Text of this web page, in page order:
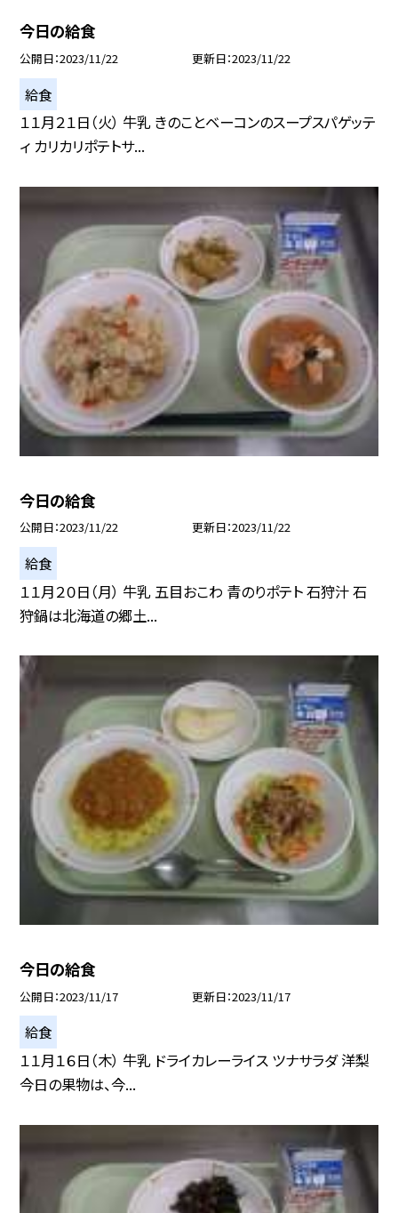
今日の給食
公開日 2023/11/22 更新日 2023/11/22
給食
１１月２１日（火） 牛乳 きのことベーコンのスープスパゲッテ
ィ カリカリポテトサ...
今日の給食
公開日 2023/11/22 更新日 2023/11/22
給食
１１月２０日（月） 牛乳 五目おこわ 青のりポテト 石狩汁 石
狩鍋は北海道の郷土...
今日の給食
公開日 2023/11/17 更新日 2023/11/17
給食
１１月１６日（木） 牛乳 ドライカレーライス ツナサラダ 洋梨
今日の果物は、今...